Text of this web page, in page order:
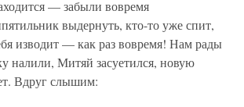
— забыли вовремя
выдернуть, кто-то уже спит,
изводит — как раз вовремя! Нам рады
налили, Митяй засуетился, новую
Вдруг слышим: